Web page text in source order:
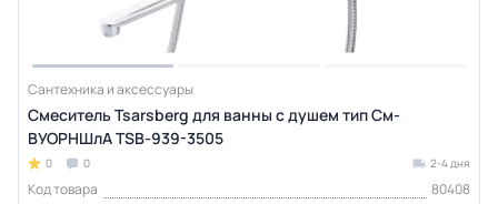
Сантехника и аксессуары
Смеситель Tsarsberg для ванны с душем тип См-
ВУОРНШлА TSB-939-3505
0 0 2-4 дня
Код товара
80408